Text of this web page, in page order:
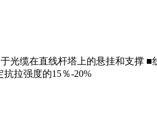
光缆在直线杆塔上的悬挂和支撑
拉强度的15％-20%